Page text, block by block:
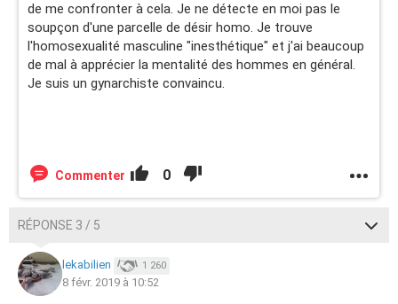
de me confronter à cela. Je ne détecte en moi pas le
soupçon d'une parcelle de désir homo. Je trouve
l'homosexualité masculine "inesthétique" et j'ai beaucoup
de mal à apprécier la mentalité des hommes en général.
Je suis un gynarchiste convaincu.
Commenter 0
RÉPONSE 3 / 5
lekabilien 1 260
8 févr. 2019 à 10:52